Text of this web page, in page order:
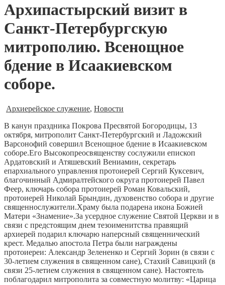
Архипастырский визит в
Санкт-Петербургскую
митрополию. Всенощное
бдение в Исаакиевском
соборе.
Архиерейское служение, Новости
В канун праздника Покрова Пресвятой Богородицы, 13
октября, митрополит Санкт-Петербургский и Ладожский
Варсонофий совершил Всенощное бдение в Исаакиевском
соборе.Его Высокопреосвященству сослужили епископ
Ардатовский и Атяшевский Вениамин, секретарь
епархиального управления протоиерей Сергий Куксевич,
благочинный Адмиралтейского округа протоиерей Павел
Феер, ключарь собора протоиерей Роман Ковальский,
протоиерей Николай Брындин, духовенство собора и другие
священнослужители.Храму была подарена икона Божией
Матери «Знамение».За усердное служение Святой Церкви и в
связи с предстоящим днем тезоименитства правящий
архиерей подарил ключарю наперсный священнический
крест. Медалью апостола Петра были награждены
протоиереи: Александр Зелененко и Сергий Зорин (в связи с
30-летием служения в священном сане), Стахий Савицкий (в
связи 25-летием служения в священном сане). Настоятель
поблагодарил митрополита за совместную молитву: «Царица